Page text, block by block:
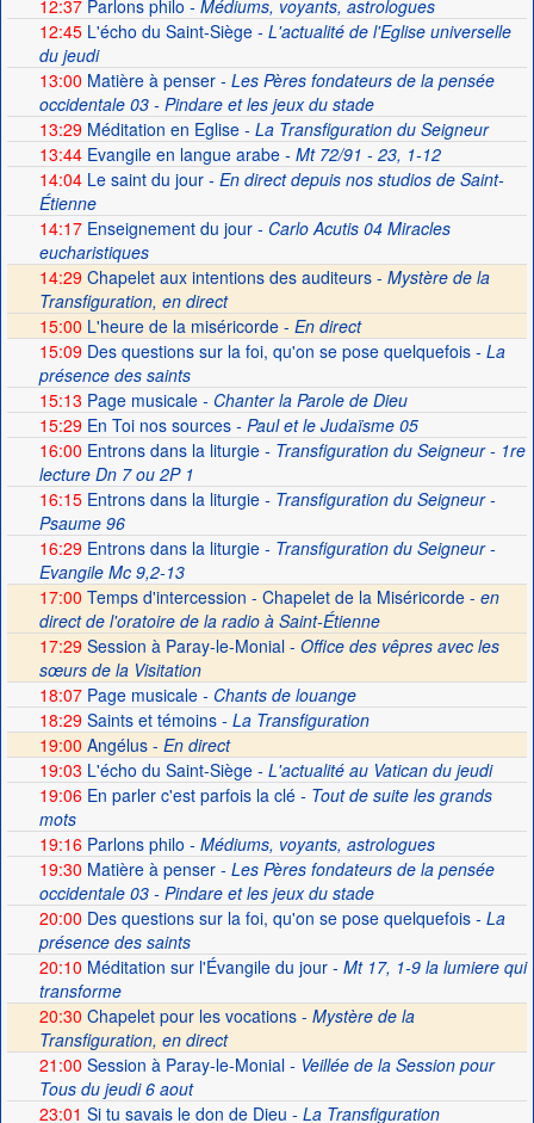
12:37Parlons philo - Médiums, voyants, astrologues
12:45L'écho du Saint-Siège- L'actualité de l'Eglise universelle
du jeudi
13:00 Matière à penser- Les Pères fondateurs de la pensée
occidentale 03 - Pindare et les jeux du stade
13:29Méditation en Eglise- La Transfiguration du Seigneur
13:44Evangile en langue arabe- Mt 72/91 - 23, 1-12
14:04Le saint du jour- En direct depuis nos studios de Saint-
Étienne
14:17Enseignement du jour- Carlo Acutis 04 Miracles
eucharistiques
14:29 Chapelet aux intentions des auditeurs - Mystère de la
Transfiguration, en direct
15:00 L'heure de la miséricorde - En direct
15:09Des questions sur la foi, qu'on se pose quelquefois- La
présence des saints
15:13 Page musicale- Chanter la Parole de Dieu
15:29En Toi nos sources- Paul et le Judaïsme 05
16:00 Entrons dans la liturgie- Transfiguration du Seigneur - 1re
lecture Dn 7 ou 2P 1
16:15Entrons dans la liturgie- Transfiguration du Seigneur -
Psaume 96
16:29Entrons dans la liturgie- Transfiguration du Seigneur -
Evangile Mc 9,2-13
17:00 Temps d'intercession - Chapelet de la Miséricorde - en
direct de l'oratoire de la radio à Saint-Étienne
17:29 Session à Paray-le-Monial - Office des vêpres avec les
sœurs de la Visitation
18:07Page musicale- Chants de louange
18:29Saints et témoins- La Transfiguration
19:00 Angélus - En direct
19:03 L'écho du Saint-Siège- L'actualité au Vatican du jeudi
19:06En parler c'est parfois la clé- Tout de suite les grands
mots
19:16Parlons philo - Médiums, voyants, astrologues
19:30 Matière à penser- Les Pères fondateurs de la pensée
occidentale 03 - Pindare et les jeux du stade
20:00 Des questions sur la foi, qu'on se pose quelquefois- La
présence des saints
20:10 Méditation sur l'Évangile du jour- Mt 17, 1-9 la lumiere qui
transforme
20:30 Chapelet pour les vocations - Mystère de la
Transfiguration, en direct
21:00 Session à Paray-le-Monial- Veillée de la Session pour
Tous du jeudi 6 aout
23:01 Si tu savais le don de Dieu - La Transfiguration